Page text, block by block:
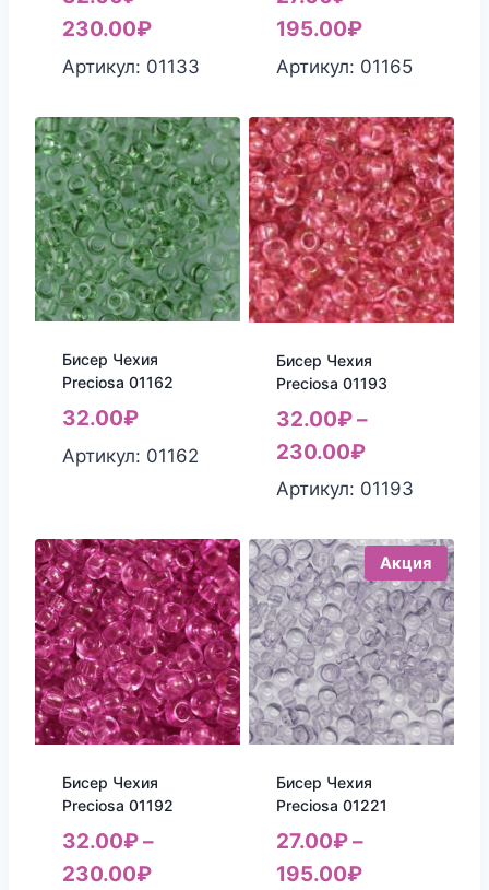
230.00₽
Артикул: 01133
195.00₽
Артикул: 01165
Бисер Чехия
Preciosa 01162
32.00₽
Артикул: 01162
Бисер Чехия
Preciosa 01193
32.00₽–
230.00₽
Артикул: 01193
Бисер Чехия
Preciosa 01192
32.00₽–
230.00₽
Акция
Бисер Чехия
Preciosa 01221
27.00₽–
195.00₽